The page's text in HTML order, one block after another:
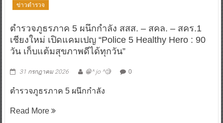
ข่าวตำรวจ
ตำรวจภูธรภาค 5 ผนึกกำลัง สสส. – สคล. – สคร.1
เชียงใหม่ เปิดแคมเปญ “Police 5 Healthy Hero : 90
วัน เก็บแต้มสุขภาพดีได้ทุกวัน”
31 กรกฎาคม 2026 😁^ jo ^🧐 0
ตำรวจภูธรภาค 5 ผนึกกำลัง
Read More